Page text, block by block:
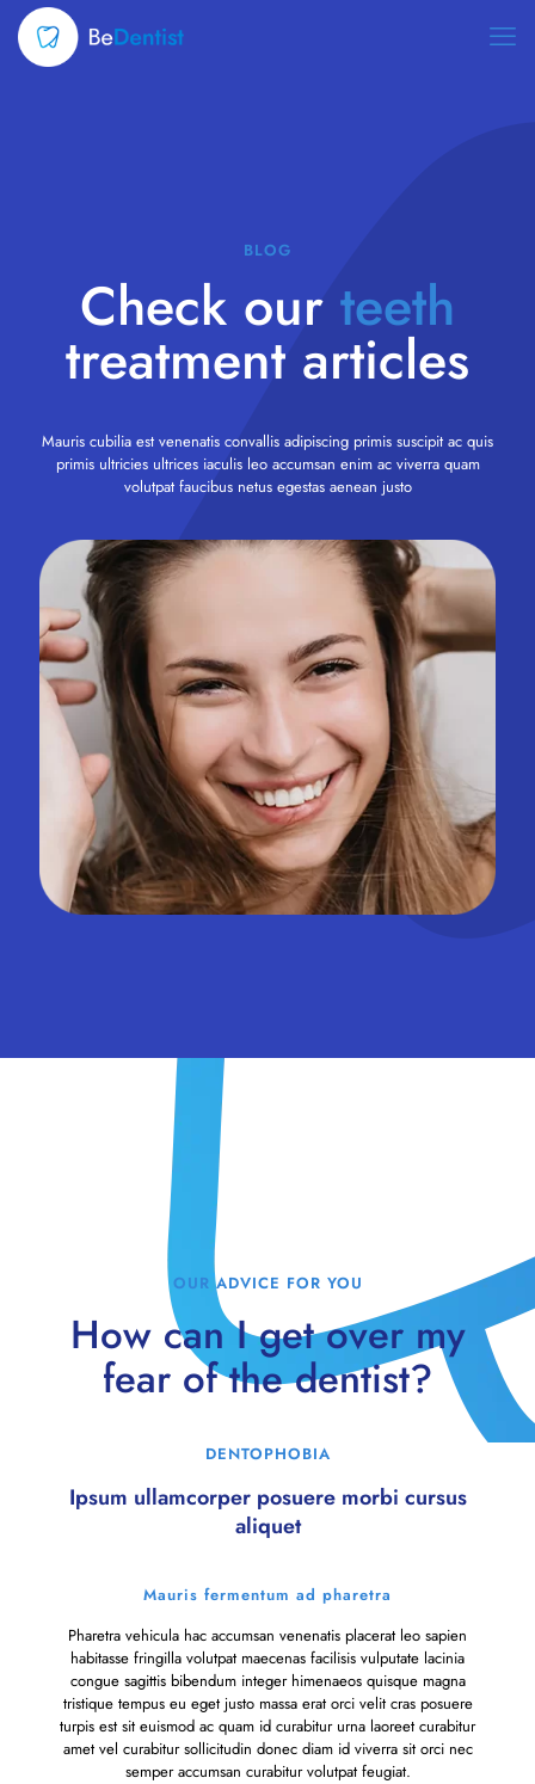
BLOG
Check our teeth
treatment articles
Mauris cubilia est venenatis convallis adipiscing primis suscipit ac quis
primis ultricies ultrices iaculis leo accumsan enim ac viverra quam
volutpat faucibus netus egestas aenean justo
OUR ADVICE FOR YOU
How can I get over my
fear of the dentist?
DENTOPHOBIA
Ipsum ullamcorper posuere morbi cursus
aliquet
Mauris fermentum ad pharetra
Pharetra vehicula hac accumsan venenatis placerat leo sapien
habitasse fringilla volutpat maecenas facilisis vulputate lacinia
congue sagittis bibendum integer himenaeos quisque magna
tristique tempus eu eget justo massa erat orci velit cras posuere
turpis est sit euismod ac quam id curabitur urna laoreet curabitur
amet vel curabitur sollicitudin donec diam id viverra sit orci nec
semper accumsan curabitur volutpat feugiat.